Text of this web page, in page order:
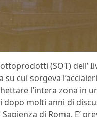
(SOT) dell’
cui sorgeva
l’intera zona in
dopo molti anni di
di Roma. E’